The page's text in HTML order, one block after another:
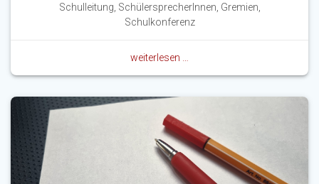
Schulleitung, SchülersprecherInnen, Gremien,
Schulkonferenz
weiterlesen …